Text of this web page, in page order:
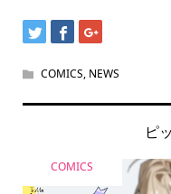
COMICS, NEWS
ピ
COMICS